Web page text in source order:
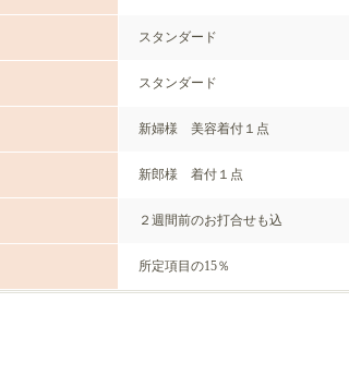
スタンダード
スタンダード
新婦様 美容着付１点
新郎様 着付１点
２週間前のお打合せも込
所定項目の15％